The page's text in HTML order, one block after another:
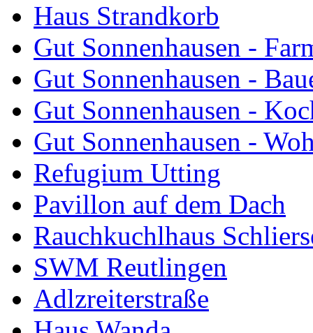
Haus Strandkorb
Gut Sonnenhausen -
Gut Sonnenhausen -
Gut Sonnenhausen -
Gut Sonnenhausen -
Refugium Utting
Pavillon auf dem Dach
Rauchkuchlhaus
SWM Reutlingen
Adlzreiterstraße